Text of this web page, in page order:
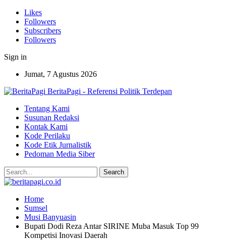
Likes
Followers
Subscribers
Followers
Sign in
Jumat, 7 Agustus 2026
BeritaPagi - Referensi Politik Terdepan
Tentang Kami
Susunan Redaksi
Kontak Kami
Kode Perilaku
Kode Etik Jurnalistik
Pedoman Media Siber
Home
Sumsel
Musi Banyuasin
Bupati Dodi Reza Antar SIRINE Muba Masuk Top 99
Kompetisi Inovasi Daerah